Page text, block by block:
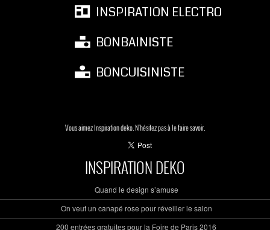
INSPIRATION ELECTRO
BONBAINISTE
BONCUISINISTE
Vous aimez Inspiration deko. N'hésitez pas à le faire savoir.
INSPIRATION DEKO
Quand le design s’amuse
On veut un canapé rose pour réveiller le salon
200 entrées gratuites pour la Foire de Paris 2016